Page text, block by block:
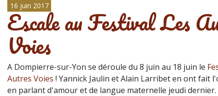
16 juin 2017
Escale au Festival Les
Voies
A Dompierre-sur-Yon se déroule du 8 juin au 18 juin le
Autres Voies ! Yannick Jaulin et Alain Larribet en ont fait
en parlant d'amour et de langue maternelle jeudi